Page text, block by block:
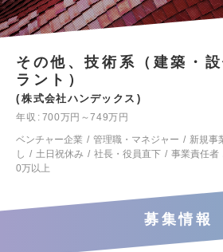
その他、技術系（建築・
ラント）
株式会社ハンデックス
年収
700万円～749万円
ベンチャー企業
管理職・マネジャー 新規事
し
土日祝休み 社長・役員直下 事業責任者
0万以上
募集情報